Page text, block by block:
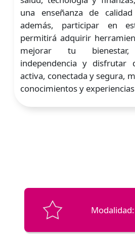
una enseñanza de
además, participar en
permitirá adquirir
mejorar tu
independencia y disfrutar
activa, conectada y segura,
conocimientos y